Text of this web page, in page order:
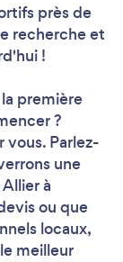
près de
recherche et
!
première
?
vous. Parlez-
une
à
ou que
locaux,
meilleur